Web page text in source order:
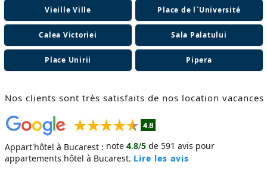
Vieille Ville Place de l`Université
Calea Victoriei Sala Palatului
Place Unirii Pipera
Nos clients sont très satisfaits de nos location vacances
Appart'hôtel à Bucarest : note 4.8/5 de 591 avis pour
appartements hôtel à Bucarest. Lire les avis